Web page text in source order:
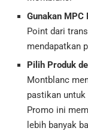
Gunakan MPC
Point dari
mendapatkan
Pilih Produk
Montblanc
pastikan untuk
Promo ini
lebih banyak